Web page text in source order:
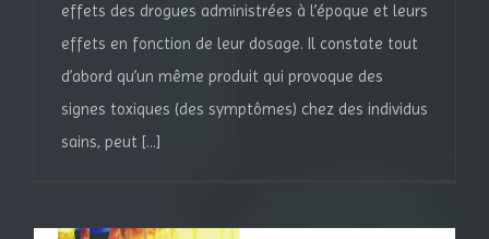
effets des drogues administrées à l’époque et leurs
effets en fonction de leur dosage. Il constate tout
d’abord qu’un même produit qui provoque des
signes toxiques (des symptômes) chez des individus
sains, peut [...]